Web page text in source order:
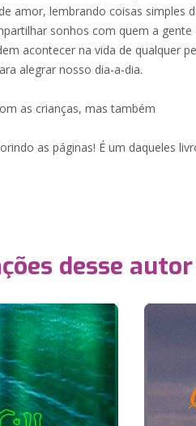
amor, lembrando coisas simples
sonhos com quem a gente
acontecer na vida de qualquer
alegrar nosso dia-a-dia.
as crianças, mas também
as páginas! É um daqueles
desse autor